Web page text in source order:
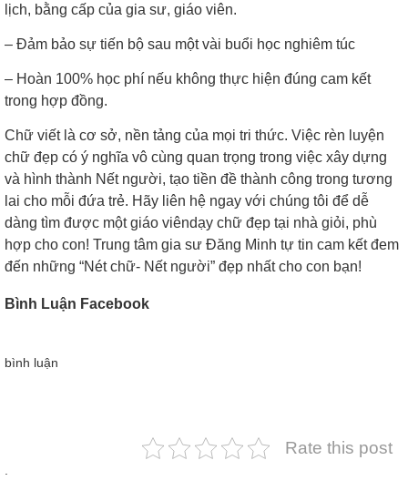
lịch, bằng cấp của gia sư, giáo viên.
– Đảm bảo sự tiến bộ sau một vài buổi học nghiêm túc
– Hoàn 100% học phí nếu không thực hiện đúng cam kết
trong hợp đồng.
Chữ viết là cơ sở, nền tảng của mọi tri thức. Việc rèn luyện
chữ đẹp có ý nghĩa vô cùng quan trọng trong việc xây dựng
và hình thành Nết người, tạo tiền đề thành công trong tương
lai cho mỗi đứa trẻ. Hãy liên hệ ngay với chúng tôi để dễ
dàng tìm được một giáo viêndạy chữ đẹp tại nhà giỏi, phù
hợp cho con! Trung tâm gia sư Đăng Minh tự tin cam kết đem
đến những “Nét chữ- Nết người” đẹp nhất cho con bạn!
Bình Luận Facebook
bình luận
Rate this post